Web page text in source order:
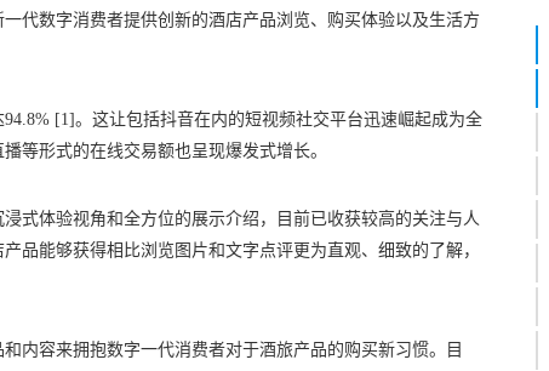
代数字消费者提供创新的酒店产品浏览、购买体验以及生活方
[1]。这让包括抖音在内的短视频社交平台迅速崛起成为全
等形式的在线交易额也呈现爆发式增长。
式体验视角和全方位的展示介绍，目前已收获较高的关注与人
品能够获得相比浏览图片和文字点评更为直观、细致的了解，
内容来拥抱数字一代消费者对于酒旅产品的购买新习惯。目